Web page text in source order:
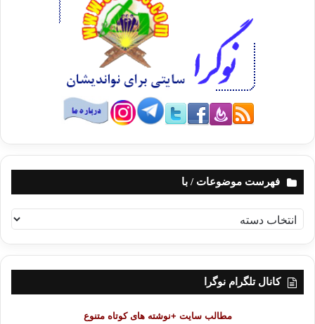
فهرست موضوعات / با
ه
ر
کانال تلگرام نوگرا
مطالب سایت +نوشته های کوتاه متنوع